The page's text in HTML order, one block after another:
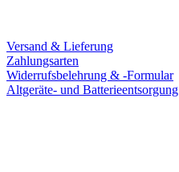
Versand & Lieferung
Zahlungsarten
Widerrufsbelehrung & -Formular
Altgeräte- und Batterieentsorgung